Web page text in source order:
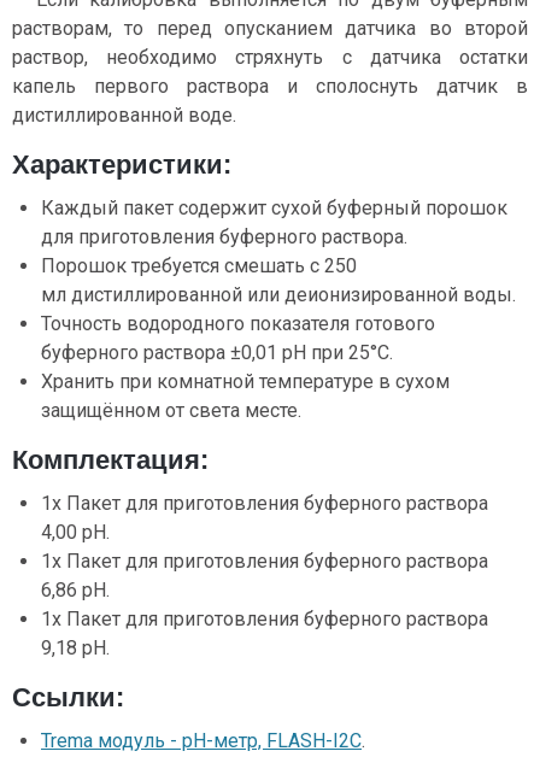
растворам, то перед опусканием датчика во второй
раствор, необходимо стряхнуть с датчика остатки
капель первого раствора и сполоснуть датчик в
дистиллированной воде.
Характеристики:
Каждый пакет содержит сухой буферный порошок
для приготовления буферного раствора.
Порошок требуется смешать с 250
мл дистиллированной или деионизированной воды.
Точность водородного показателя готового
буферного раствора ±0,01 pH при 25°C.
Хранить при комнатной температуре в сухом
защищённом от света месте.
Комплектация:
1x Пакет для приготовления буферного раствора
4,00 pH.
1x Пакет для приготовления буферного раствора
6,86 pH.
1x Пакет для приготовления буферного раствора
9,18 pH.
Ссылки:
Trema модуль - pH-метр, FLASH-I2C.